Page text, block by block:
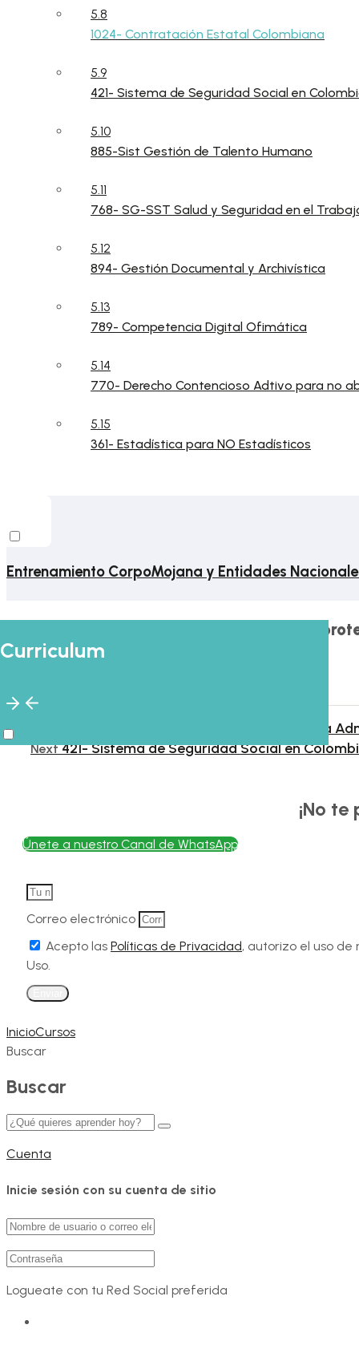
5.8
1024- Contratación Estatal Colombiana
5.9
421- Sistema de Seguridad Social en
5.10
885-Sist Gestión de Talento Humano
5.11
768- SG-SST Salud y Seguridad en el
5.12
894- Gestión Documental y Archivística
5.13
789- Competencia Digital Ofimática
5.14
770- Derecho Contencioso Adtivo para no
5.15
361- Estadística para NO Estadísticos
Entrenamiento CorpoMojana y Entidades
Curriculum
Este contenido está
695- Economía Colombiana en la
Next421- Sistema de Seguridad Social en
¡No
Únete a nuestro Canal de WhatsApp
Correo electrónico
Acepto las Políticas de Privacidad, autorizo el uso de
Uso.
InicioCursos
Buscar
Buscar
Cuenta
Inicie sesión con su cuenta de sitio
Logueate con tu Red Social preferida